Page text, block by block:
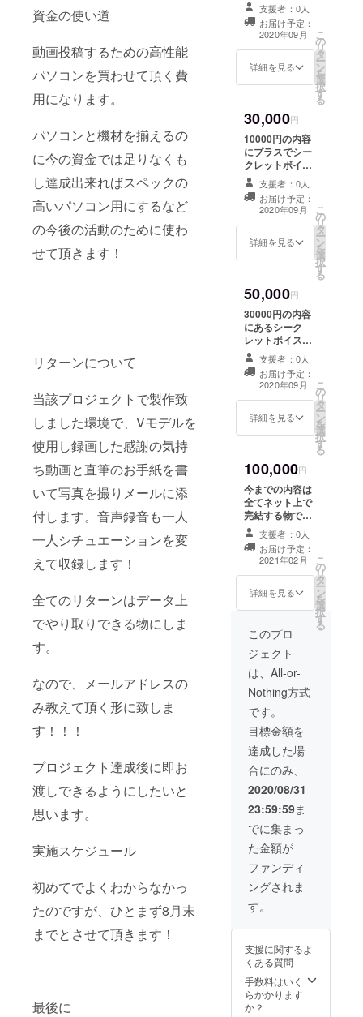
資金の使い道
動画投稿するための高性能
パソコンを買わせて頂く費
用になります。
パソコンと機材を揃えるの
に今の資金では足りなくも
し達成出来ればスペックの
高いパソコン用にするなど
の今後の活動のために使わ
せて頂きます！
リターンについて
当該プロジェクトで製作致
しました環境で、Vモデルを
使用し録画した感謝の気持
ち動画と直筆のお手紙を書
いて写真を撮りメールに添
付します。音声録音も一人
一人シチュエーションを変
えて収録します！
全てのリターンはデータ上
でやり取りできる物にしま
す。
なので、メールアドレスの
み教えて頂く形に致しま
す！！！
プロジェクト達成後に即お
渡しできるようにしたいと
思います。
実施スケジュール
初めてでよくわからなかっ
たのですが、ひとまず8月末
までとさせて頂きます！
最後に
支援者：0人
お届け予定：
2020年09月
詳細を見る
こ
の
リ
タ
ー
ン
を
選
択
す
る
30,000円
10000円の内容
にプラスでシー
クレットボイス
が一種付きま
す。支援者：0人
お届け予定：
2020年09月
詳細を見る
こ
の
リ
タ
ー
ン
を
選
択
す
る
50,000円
30000円の内容
にあるシーク
レットボイスが
二種になりま
す。支援者：0人
お届け予定：
2020年09月
詳細を見る
こ
の
リ
タ
ー
ン
を
選
択
す
る
100,000円
今までの内容は
全てネット上で
完結する物でし
たが、こちらで
は任意で実物を
手に取っていた
だくことが出来
ます。 それ以外
にはオリジナル
説(ライトノベ
ル)を同梱致しま
す。
支援者：0人
お届け予定：
2021年02月
詳細を見る
こ
の
リ
タ
ー
ン
を
選
択
す
る
このプロ
ジェクト
は、All-or-
Nothing方式
です。
目標金額を
達成した場
合にのみ、
2020/08/31
23:59:59ま
でに集まっ
た金額が
ファンディ
ングされま
す。
支援に関するよ
くある質問
手数料はいく
らかかります
か？